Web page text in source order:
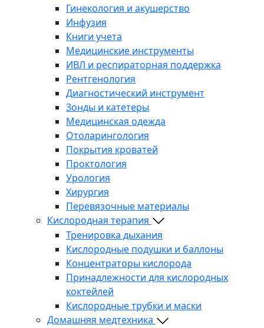
Гинекология и акушерство
Инфузия
Книги учета
Медицинские инструменты
ИВЛ и респираторная поддержка
Рентгенология
Диагностический инструмент
Зонды и катетеры
Медицинская одежда
Отоларингология
Покрытия кроватей
Проктология
Урология
Хирургия
Перевязочные материалы
Кислородная терапия
Тренировка дыхания
Кислородные подушки и баллоны
Концентраторы кислорода
Принадлежности для кислородных
коктейлей
Кислородные трубки и маски
Домашняя медтехника